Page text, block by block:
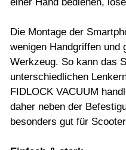
Die Montage der
wenigen Handgriffen und
Werkzeug. So kann das
unterschiedlichen
FIDLOCK VACUUM
daher neben der
besonders gut für